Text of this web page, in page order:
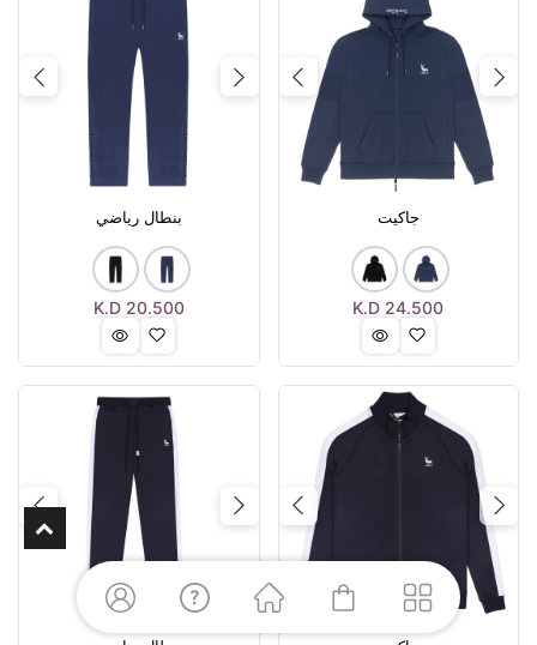
Previous
Next
جاكيت
24.500
Previous
بنطال رياضي
20.500
K.D
Previous
Next
Previous